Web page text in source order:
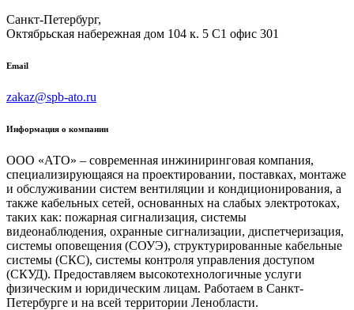
Санкт-Петербург,
Октябрьская набережная дом 104 к. 5 С1 офис 301
Email
zakaz@spb-ato.ru
Информация о компании
ООО «АТО» – современная инжиниринговая компания,
специализирующаяся на проектировании, поставках, монтаже
и обслуживании систем вентиляции и кондиционирования, а
также кабельных сетей, основанных на слабых электротоках,
таких как: пожарная сигнализация, системы
видеонаблюдения, охранные сигнализации, диспетчеризация,
системы оповещения (СОУЭ), структурированные кабельные
системы (СКС), системы контроля управления доступом
(СКУД). Предоставляем высокотехнологичные услуги
физическим и юридическим лицам. Работаем в Санкт-
Петербурге и на всей территории Ленобласти.